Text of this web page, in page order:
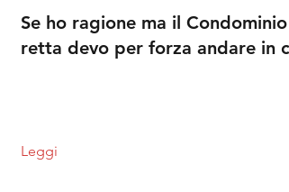
Se ho ragione ma il
retta devo per forza andare in
Leggi